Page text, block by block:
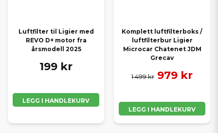
Luftfilter til Ligier med
REVO D+ motor fra
årsmodell 2025
199 kr
LEGG I HANDLEKURV
Komplett luftfilterboks /
luftfilterbur Ligier
Microcar Chatenet JDM
Grecav
1 499 kr 979 kr
LEGG I HANDLEKURV